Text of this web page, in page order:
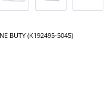
BUTY (K192495-5045)